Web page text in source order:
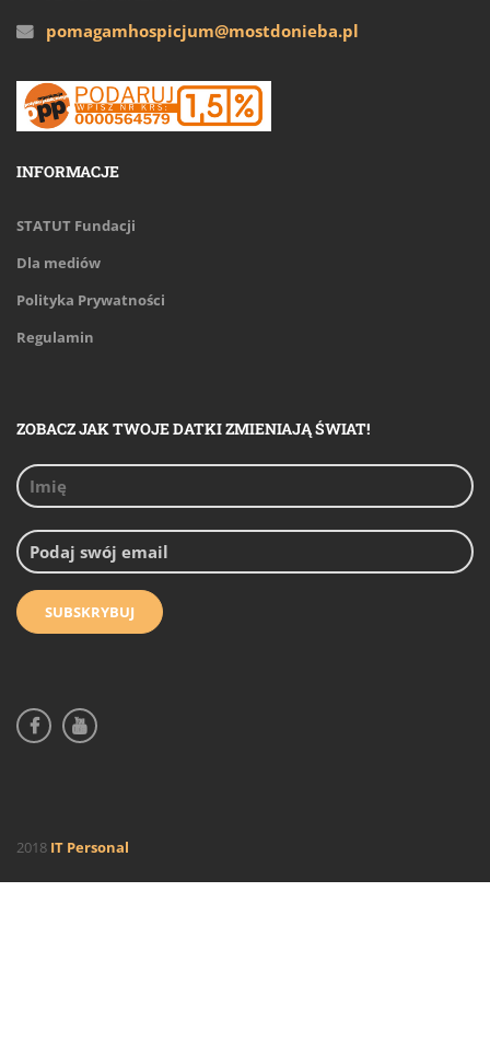
pomagamhospicjum@mostdonieba.pl
INFORMACJE
STATUT Fundacji
Dla mediów
Polityka Prywatności
Regulamin
ZOBACZ JAK TWOJE DATKI ZMIENIAJĄ ŚWIAT!
2018 IT Personal